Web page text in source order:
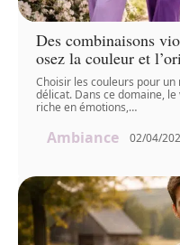
Des combinaisons
osez la couleur et
Choisir les couleurs pour
délicat. Dans ce domaine,
riche en émotions,…
Ambiance 02/04/